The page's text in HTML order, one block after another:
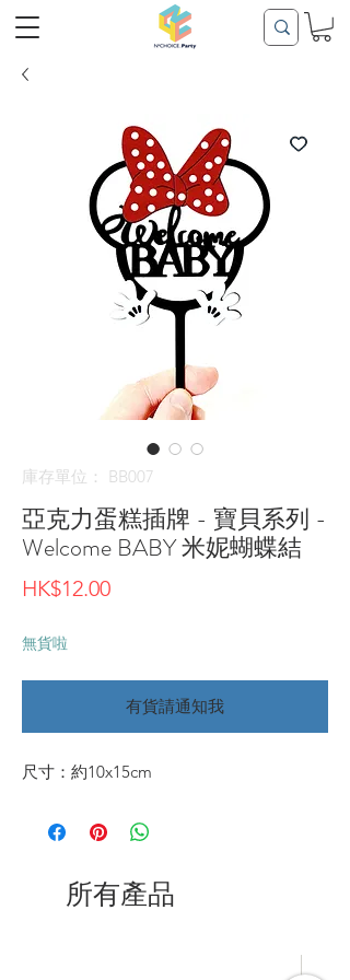
庫存單位： BB007
亞克力蛋糕插牌 - 寶貝系列 -
Welcome BABY 米妮蝴蝶結
HK$12.00價
無貨啦
有貨請通知我
尺寸：約10x15cm
所有產品